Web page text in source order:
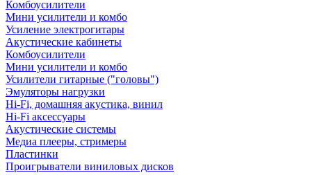
Комбоусилители
Мини усилители и комбо
Усиление электрогитары
Акустические кабинеты
Комбоусилители
Мини усилители и комбо
Усилители гитарные ("головы")
Эмуляторы нагрузки
Hi-Fi, домашняя акустика, винил
Hi-Fi аксессуары
Акустические системы
Медиа плееры, стримеры
Пластинки
Проигрыватели виниловых дисков